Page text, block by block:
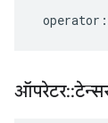
operator
ऑपरेटर::